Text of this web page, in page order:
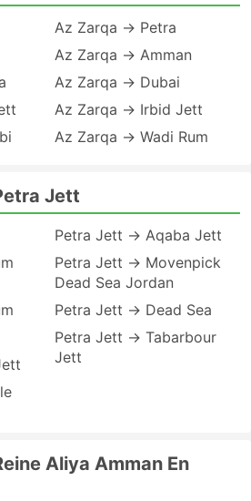
Az Zarqa → Petra
Az Zarqa → Amman
Az Zarqa → Dubai
Az Zarqa → Irbid Jett
Az Zarqa → Wadi Rum
Jett
Petra Jett → Aqaba Jett
Petra Jett → Movenpick
Dead Sea Jordan
Petra Jett → Dead Sea
Petra Jett → Tabarbour
Jett
Aliya Amman En